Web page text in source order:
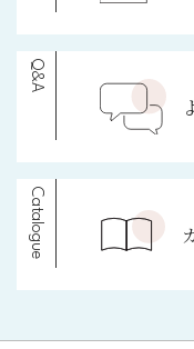
Q&A
Catalogue